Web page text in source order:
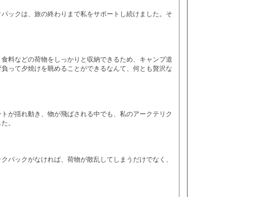
ックは、旅の終わりまで私をサポートし続けました。そ
料などの荷物をしっかりと収納できるため、キャンプ道
って夕焼けを眺めることができるなんて、何とも贅沢な
が揺れ動き、物が飛ばされる中でも、私のアークテリク
。
パックがなければ、荷物が散乱してしまうだけでなく、